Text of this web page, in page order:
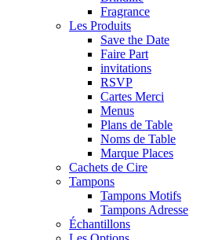
Fragrance
Les Produits
Save the Date
Faire Part
invitations
RSVP
Cartes Merci
Menus
Plans de Table
Noms de Table
Marque Places
Cachets de Cire
Tampons
Tampons Motifs
Tampons Adresse
Échantillons